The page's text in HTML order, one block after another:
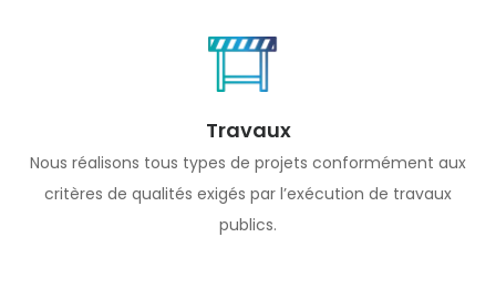
Travaux
Nous réalisons tous types de projets conformément aux
critères de qualités exigés par l’exécution de travaux
publics.